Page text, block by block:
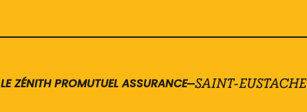
LE ZÉNITH PROMUTUEL ASSURANCE SAINT-EUSTACHE